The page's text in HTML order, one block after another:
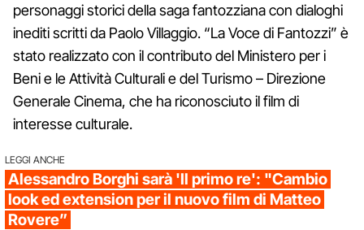
personaggi storici della saga fantozziana con dialoghi
inediti scritti da Paolo Villaggio. “La Voce di Fantozzi” è
stato realizzato con il contributo del Ministero per i
Beni e le Attività Culturali e del Turismo – Direzione
Generale Cinema, che ha riconosciuto il film di
interesse culturale.
LEGGI ANCHE
Alessandro Borghi sarà 'Il primo re': "Cambio
look ed extension per il nuovo film di Matteo
Rovere”